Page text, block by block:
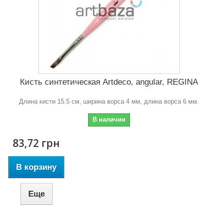
Кисть синтетическая Artdeco, angular, REGINA
Длина кисти 15.5 см, ширина ворса 4 мм, длина ворса 6 мм.
В наличии
83,72 грн
В корзину
Еще